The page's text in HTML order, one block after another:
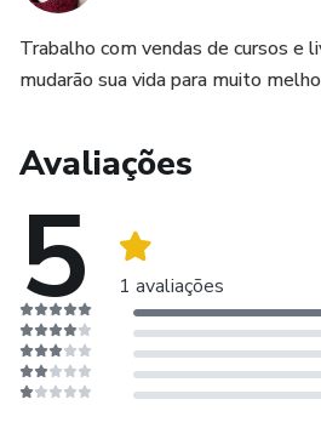
Trabalho com vendas de cursos e
mudarão sua vida para muito
Avaliações
5 1 avaliações